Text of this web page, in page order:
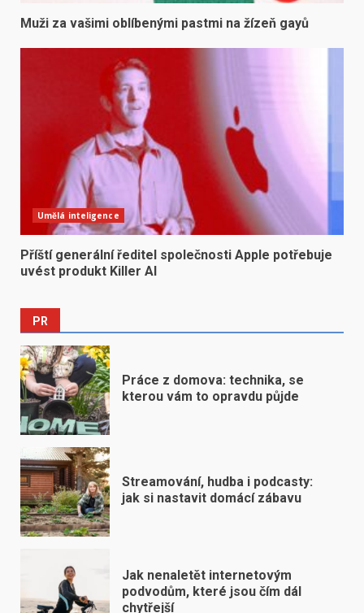
Muži za vašimi oblíbenými pastmi na žízeň gayů
Umělá inteligence
Příští generální ředitel společnosti Apple potřebuje
uvést produkt Killer AI
PR
Práce z domova: technika, se
kterou vám to opravdu půjde
Streamování, hudba i podcasty:
jak si nastavit domácí zábavu
Jak nenaletět internetovým
podvodům, které jsou čím dál
chytřejší